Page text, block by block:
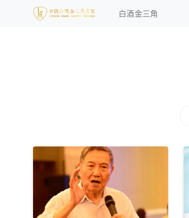
白酒金三角